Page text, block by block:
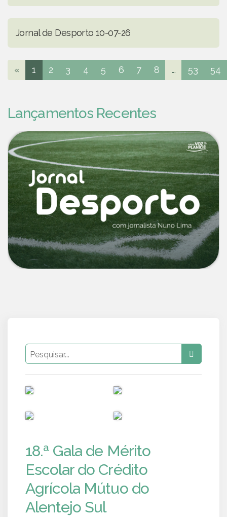
Jornal de Desporto 10-07-26
« 1 2 3 4 5 6 7 8 ... 53 54
Lançamentos Recentes
18.ª Gala de Mérito
Escolar do Crédito
Agrícola Mútuo do
Alentejo Sul